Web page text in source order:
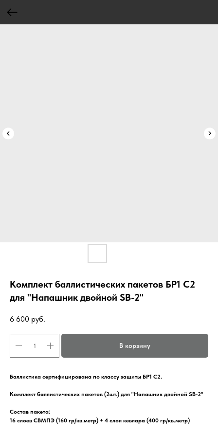
Комплект баллистических пакетов БР1 С2
для "Напашник двойной SB-2"
6 600 руб.
В корзину
Баллистика сертифицирована по классу защиты БР1 С2.
Комплект баллистических пакетов (2шт.) для "Напашник двойной SB-2"
Состав пакета:
16 слоев СВМПЭ (160 гр/кв.метр) + 4 слоя кевлара (400 гр/кв.метр)